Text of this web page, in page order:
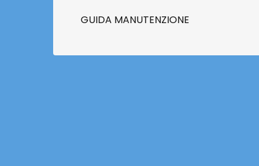
GUIDA MANUTENZIONE